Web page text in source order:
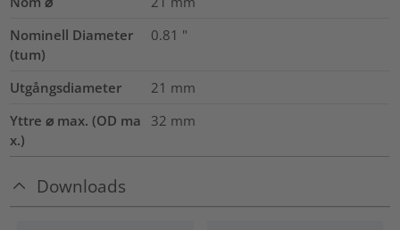
Nominell Diameter
(tum)
0.81 "
Utgångsdiameter 21 mm
Yttre ⌀ max. (OD ma
x.)
32 mm
Downloads